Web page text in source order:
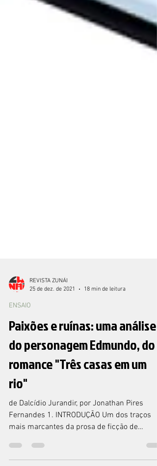
25 de dez. de 2021
ENSAIO
Paixões e ruínas: uma análise
do personagem Edmundo, do
romance "Três casas em um
rio"
de Dalcídio Jurandir, por Jonathan Pires
mais marcantes da prosa de ficção de
Dalcídio Jurandir,...